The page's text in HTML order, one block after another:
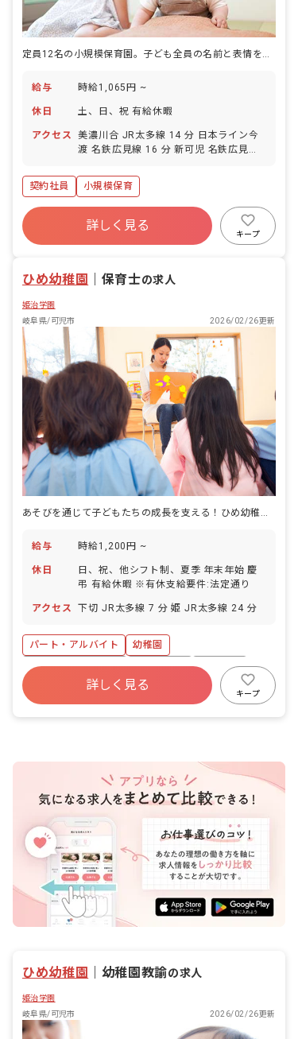
給与 時給1,065円 ~
休日 土、日、祝 有給休暇
アクセス
美濃川合 JR太多線 14 分 日本ライン今
渡 名鉄広見線 16 分 新可児 名鉄広見線
契約社員
小規模保育
詳しく見る
キープ
ひめ幼稚園 保育士の求人
姫治学園
岐阜県/可児市
2026/02/26更新
給与 時給1,200円 ~
休日
日、祝、他シフト制、夏季 年末年始 慶
弔 有給休暇 ※有休支給要件:法定通り
アクセス 下切 JR太多線 7 分 姫 JR太多線 24 分
パート・アルバイト
幼稚園
ボーナス・賞与あり
残業少なめ
車通勤可
ブランクOK
交通費支給
詳しく見る
キープ
ひめ幼稚園 幼稚園教諭の求人
姫治学園
岐阜県/可児市
2026/02/26更新